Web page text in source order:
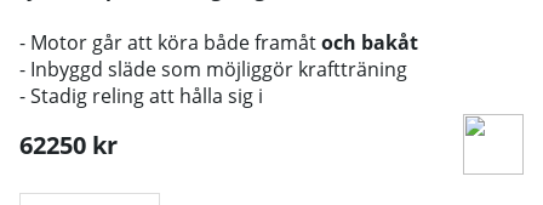
- Motor går att köra både framåtoch bakåt
- Inbyggd släde som möjliggör kraftträning
- Stadig reling att hålla sig i
62250 kr